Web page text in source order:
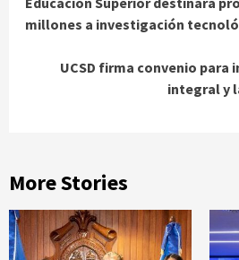
Reading
millones a investigación
UCSD firma convenio
integral y
More Stories